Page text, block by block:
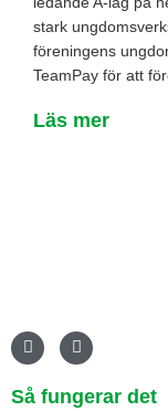
stark
föreningens
TeamPay för att
Läs mer
F
a
c
e
b
I
n
s
t
a
Så fungerar det